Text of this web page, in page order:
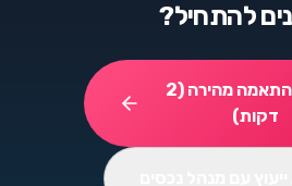
להתחיל?
בדיקת התאמה מהירה (2
דקות)